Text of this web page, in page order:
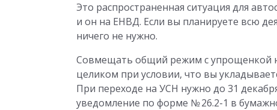
Это распространенная ситуация для
и он на ЕНВД. Если вы планируете всю
ничего не нужно.
Совмещать общий режим с упрощенкой
целиком при условии, что вы
При переходе на УСН нужно до 31
уведомление по форме № 26.2-1 в